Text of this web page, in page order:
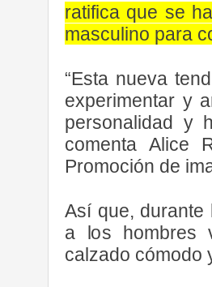
ratifica que se
masculino para
“Esta nueva
experimentar y
personalidad y
comenta Alice
Promoción de
Así que,
a los hombres
calzado cómodo